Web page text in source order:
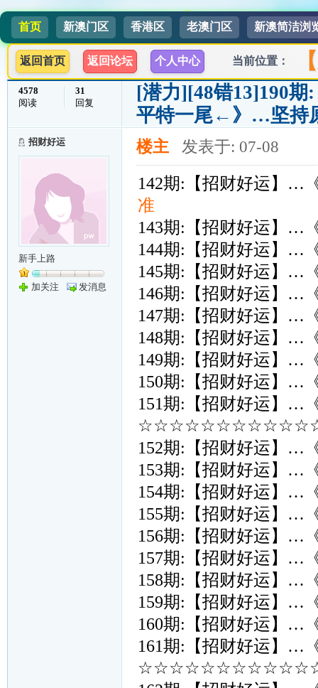
首页 新澳门区 香港区 老澳门区 新澳简洁浏
返回首页 返回论坛 个人中心 当前位置：
4578
阅读
31
回复
[潜力][48错13]190
平特一尾←》…坚持
招财好运
新手上路
加关注 发消息
楼主 发表于: 07-08
142期:【招财好运】
准
143期:【招财好运】
144期:【招财好运】
145期:【招财好运】
146期:【招财好运】
147期:【招财好运】
148期:【招财好运】
149期:【招财好运】
150期:【招财好运】
151期:【招财好运】
☆☆☆☆☆☆☆☆☆☆☆☆
152期:【招财好运】
153期:【招财好运】
154期:【招财好运】
155期:【招财好运】
156期:【招财好运】
157期:【招财好运】
158期:【招财好运】
159期:【招财好运】
160期:【招财好运】
161期:【招财好运】
☆☆☆☆☆☆☆☆☆☆☆☆